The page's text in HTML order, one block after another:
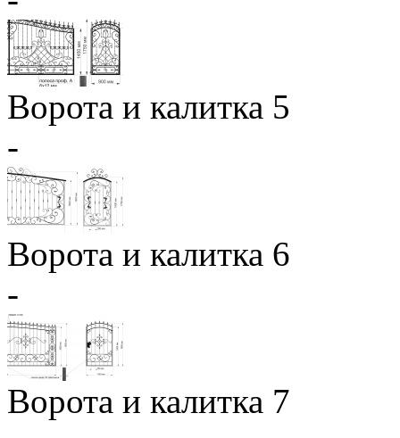
Ворота и калитка 5
-
Ворота и калитка 6
-
Ворота и калитка 7